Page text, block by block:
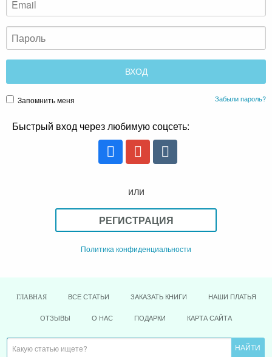
Запомнить меня Забыли пароль?
Быстрый вход через любимую соцсеть:
или
РЕГИСТРАЦИЯ
Политика конфиденциальности
ГЛАВНАЯ ВСЕ СТАТЬИ ЗАКАЗАТЬ КНИГИ НАШИ ПЛАТЬЯ
ОТЗЫВЫ О НАС ПОДАРКИ КАРТА САЙТА